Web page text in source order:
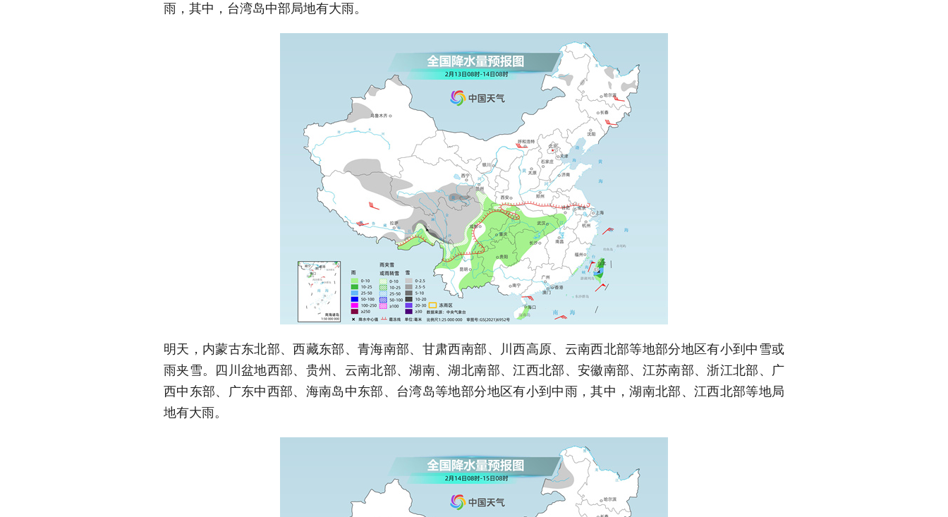
雨，其中，台湾岛中部局地有大雨。
明天，内蒙古东北部、西藏东部、青海南部、甘肃西南部、川西高原、云南西北部等地部分地区有小到中雪或
雨夹雪。四川盆地西部、贵州、云南北部、湖南、湖北南部、江西北部、安徽南部、江苏南部、浙江北部、广
西中东部、广东中西部、海南岛中东部、台湾岛等地部分地区有小到中雨，其中，湖南北部、江西北部等地局
地有大雨。